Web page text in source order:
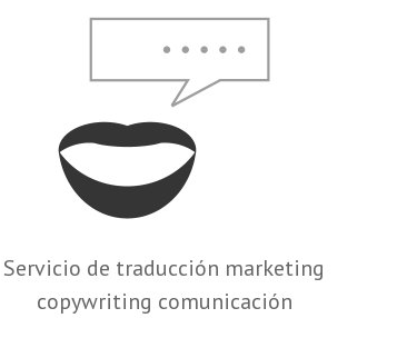
Servicio de traducción marketing
copywriting comunicación